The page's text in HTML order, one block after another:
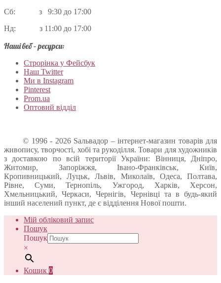
Сб: з 9:30 до 17:00
Нд: з 11:00 до 17:00
Наші веб – ресурси:
Строрінка у Фейсбук
Наш Twitter
Ми в Instagram
Pinterest
Prom.ua
Оптовий відділ
© 1996 - 2026 Sальвадор – інтернет-магазин товарів для
живопису, творчості, хобі та рукоділля. Товари для художників
з доставкою по всій території України: Вінниця, Дніпро,
Житомир, Запоріжжя, Івано-Франківськ, Київ,
Кропивницький, Луцьк, Львів, Миколаїв, Одеса, Полтава,
Рівне, Суми, Тернопіль, Ужгород, Харків, Херсон,
Хмельницький, Черкаси, Чернігів, Чернівці та в будь-який
інший населений пункт, де є відділення Нової пошти.
Мій обліковий запис
Пошук
Пошук
×
Кошик 0